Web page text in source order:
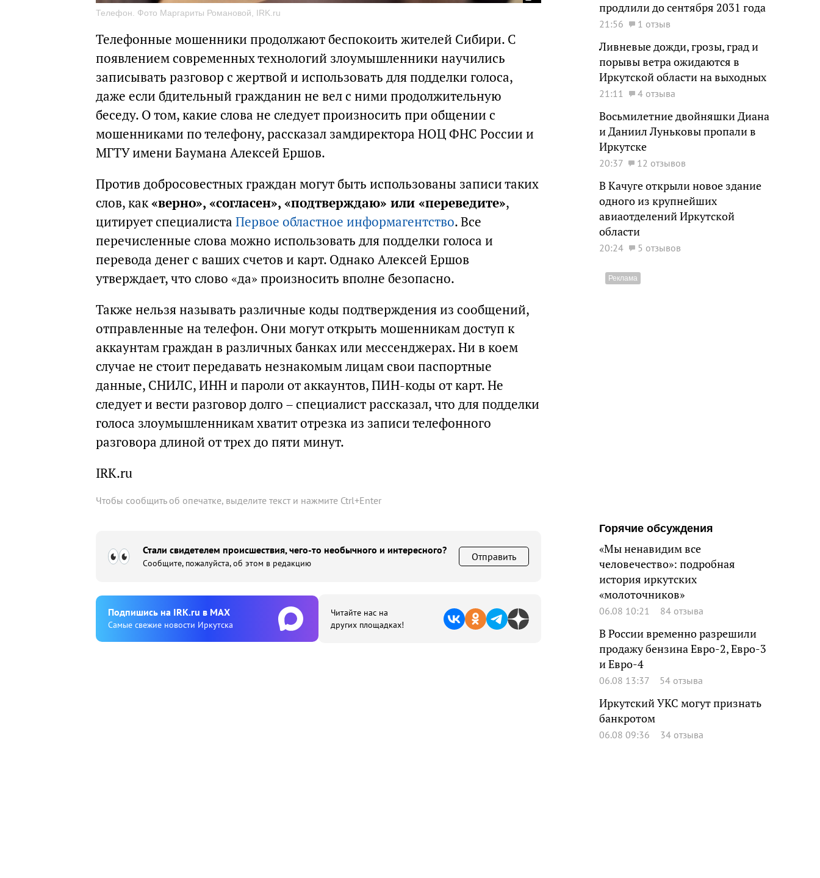
Телефон. Фото Маргариты Романовой, IRK.ru
Телефонные мошенники продолжают беспокоить жителей Сибири. С
появлением современных технологий злоумышленники научились
записывать разговор с жертвой и использовать для подделки голоса,
даже если бдительный гражданин не вел с ними продолжительную
беседу. О том, какие слова не следует произносить при общении с
мошенниками по телефону, рассказал замдиректора НОЦ ФНС России и
МГТУ имени Баумана Алексей Ершов.
Против добросовестных граждан могут быть использованы записи таких
слов, как«верно», «согласен», «подтверждаю» или «переведите»,
цитирует специалиста Первое областное информагентство. Все
перечисленные слова можно использовать для подделки голоса и
перевода денег с ваших счетов и карт. Однако Алексей Ершов
утверждает, что слово «да» произносить вполне безопасно.
Также нельзя называть различные коды подтверждения из сообщений,
отправленные на телефон. Они могут открыть мошенникам доступ к
аккаунтам граждан в различных банках или мессенджерах. Ни в коем
случае не стоит передавать незнакомым лицам свои паспортные
данные, СНИЛС, ИНН и пароли от аккаунтов, ПИН-коды от карт. Не
следует и вести разговор долго – специалист рассказал, что для подделки
голоса злоумышленникам хватит отрезка из записи телефонного
разговора длиной от трех до пяти минут.
IRK.ru
Чтобы сообщить об опечатке, выделите текст и нажмите Ctrl+Enter
Стали свидетелем происшествия, чего-то необычного и интересного?
Сообщите, пожалуйста, об этом в редакцию
Отправить
Подпишиcь на IRK.ru в MAX
Cамые свежие новости Иркутска
Читайте нас на
других площадках!
продлили до сентября 2031 года
21:56 1 отзыв
Ливневые дожди, грозы, град и
порывы ветра ожидаются в
Иркутской области на выходных
21:11 4 отзыва
Восьмилетние двойняшки Диана
и Даниил Луньковы пропали в
Иркутске
20:37 12 отзывов
В Качуге открыли новое здание
одного из крупнейших
авиаотделений Иркутской
области
20:24 5 отзывов
Горячие обсуждения
«Мы ненавидим все
человечество»: подробная
история иркутских
«молоточников»
06.08 10:21 84 отзыва
В России временно разрешили
продажу бензина Евро-2, Евро-3
и Евро-4
06.08 13:37 54 отзыва
Иркутский УКС могут признать
банкротом
06.08 09:36 34 отзыва